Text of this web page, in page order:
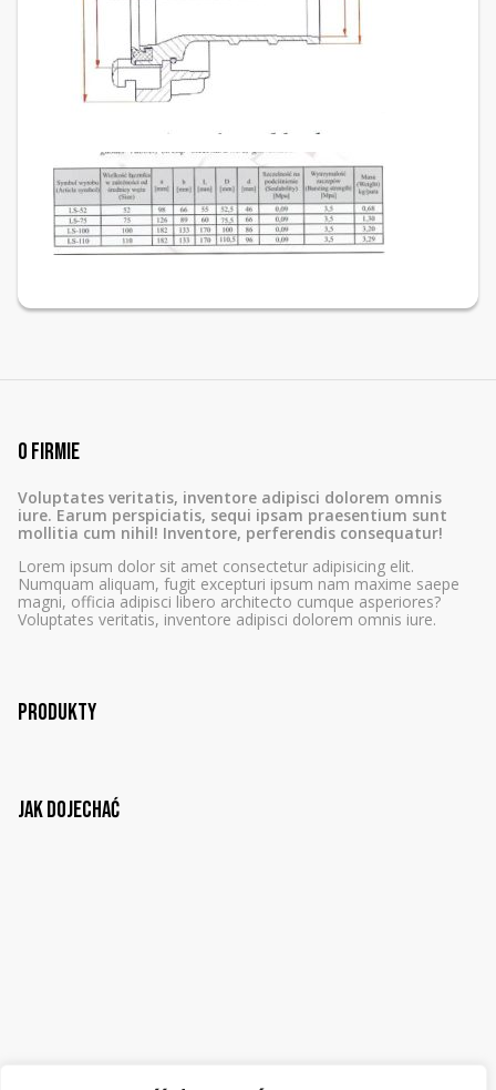
O firmie
Voluptates veritatis, inventore adipisci dolorem omnis
iure. Earum perspiciatis, sequi ipsam praesentium sunt
mollitia cum nihil! Inventore, perferendis consequatur!
Lorem ipsum dolor sit amet consectetur adipisicing elit.
Numquam aliquam, fugit excepturi ipsum nam maxime saepe
magni, officia adipisci libero architecto cumque asperiores?
Voluptates veritatis, inventore adipisci dolorem omnis iure.
Produkty
Jak dojechać